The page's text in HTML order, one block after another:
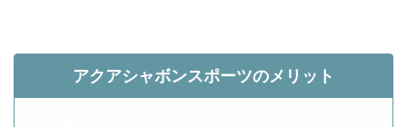
アクアシャボンスポーツのメリット